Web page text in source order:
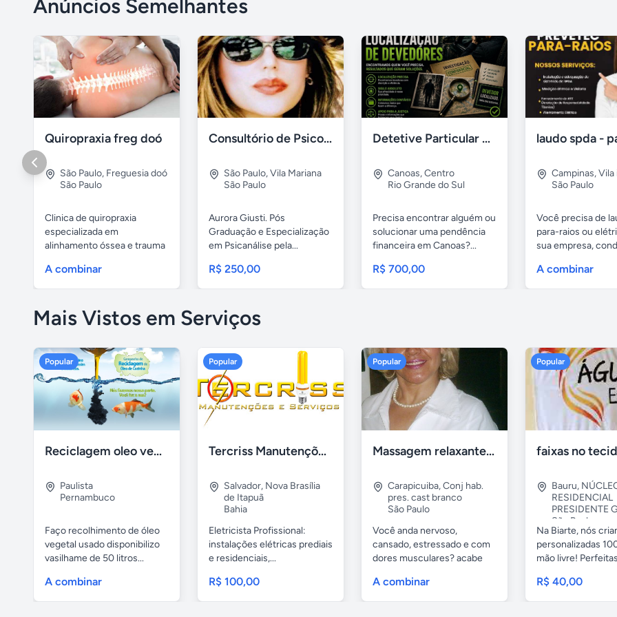
Anúncios Semelhantes
Quiropraxia freg doó
São Paulo, Freguesia doó
São Paulo
Clinica de quiropraxia
especializada em
alinhamento óssea e trauma
A combinar
Consultório de Psicologia e Psicanálise
São Paulo,Vila Mariana
São Paulo
Aurora Giusti. Pós
Graduação e Especialização
em Psicanálise pela...
R$ 250,00
Detetive Particular em Canoas – Localização de Devedores
Canoas,Centro
Rio Grande do Sul
Precisa encontrar alguém ou
solucionar uma pendência
financeira em Canoas?...
R$ 700,00
Campinas,Vila
São Paulo
Você precisa de
para-raios ou
sua empresa,
A combinar
Mais Vistos em Serviços
Popular
Reciclagem oleo vegetal
Paulista
Pernambuco
Faço recolhimento de óleo
vegetal usado disponibilizo
vasilhame de 50 litros...
A combinar
Popular
Tercriss Manutenções e Serviços
Salvador, Nova Brasília
de Itapuã
Bahia
Eletricista Profissional:
instalações elétricas prediais
e residenciais,...
R$ 100,00
Popular
Massagem relaxante- terapeutica e depilação
Carapicuiba,Conj hab.
pres. cast branco
São Paulo
Você anda nervoso,
cansado, estressado e com
dores musculares? acabe
A combinar
Popular
Bauru,
RESIDENCIAL
PRESIDENTE
São Paulo
Na Biarte, nós
personalizadas
mão livre!
R$ 40,00